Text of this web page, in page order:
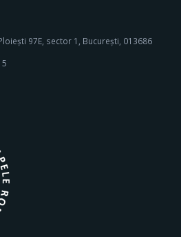
97E, sector 1, București, 013686